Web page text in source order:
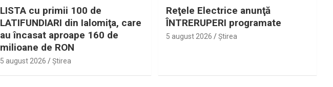
LISTA cu primii 100 de
LATIFUNDIARI din Ialomiţa, care
au încasat aproape 160 de
milioane de RON
5 august 2026 Ştirea
Reţele Electrice anunţă
ÎNTRERUPERI programate
5 august 2026 Ştirea